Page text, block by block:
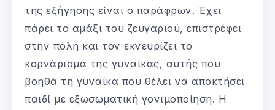
της εξήγησης είναι ο παράφρων. Έχει
πάρει το αμάξι του ζευγαριού, επιστρέφει
στην πόλη και τον εκνευρίζει το
κορνάρισμα της γυναίκας, αυτής που
βοηθά τη γυναίκα που θέλει να αποκτήσει
παιδί με εξωσωματική γονιμοποίηση. Η